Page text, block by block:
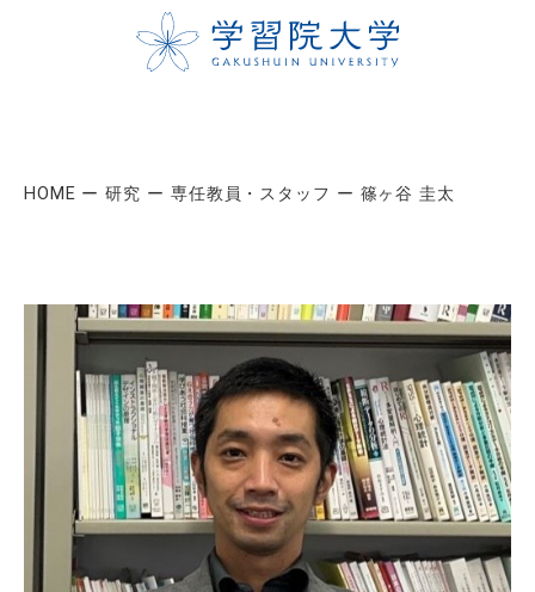
HOME 研究 専任教員・スタッフ 篠ヶ谷 圭太